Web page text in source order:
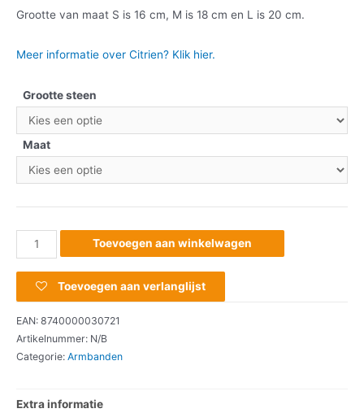
Grootte van maat S is 16 cm, M is 18 cm en L is 20 cm.
Meer informatie over Citrien? Klik hier.
Grootte steen
Maat
Toevoegen aan winkelwagen
Toevoegen aan verlanglijst
EAN: 8740000030721
Artikelnummer: N/B
Categorie: Armbanden
Extra informatie